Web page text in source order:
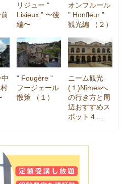
リジュー "
Lisieux " 〜後
編〜
オンフルール
" Honfleur "
観光編 （２）
" Fougère "
フージェール
散策 （１）
ニーム観光
(１)Nîmesへ
の行き方と周
辺おすすめス
ポット４…